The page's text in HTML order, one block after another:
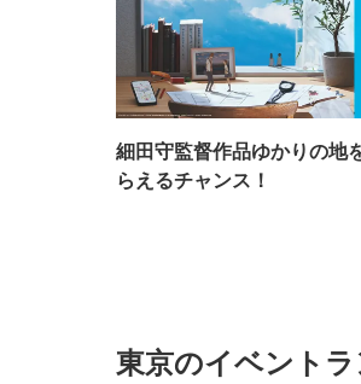
細田守監督作品ゆかりの地
らえるチャンス！
東京のイベント